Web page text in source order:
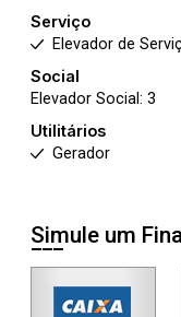
Serviço
Elevador de
Social
Elevador Social: 3
Utilitários
Gerador
Simule um